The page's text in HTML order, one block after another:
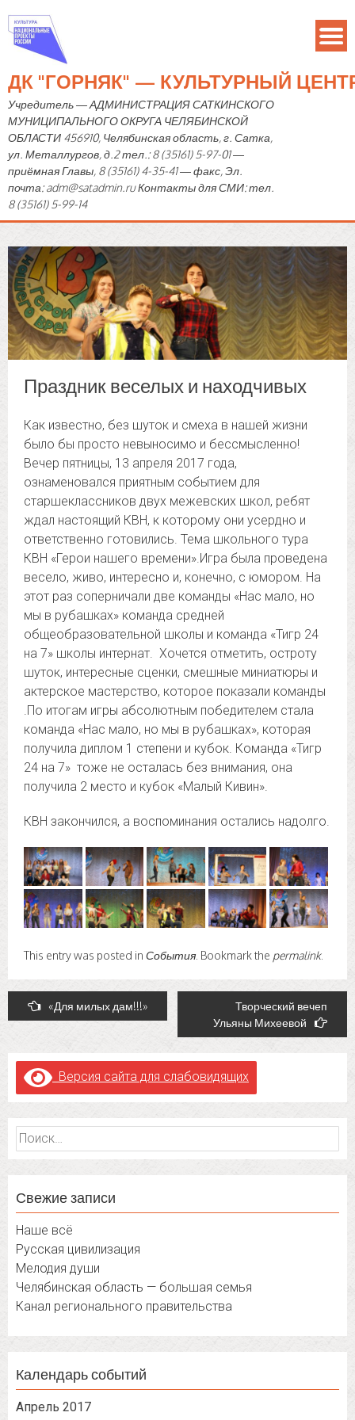
ДК "ГОРНЯК" — КУЛЬТУРНЫЙ
Учредитель — АДМИНИСТРАЦИЯ САТКИНСКОГО
МУНИЦИПАЛЬНОГО ОКРУГА ЧЕЛЯБИНСКОЙ
ОБЛАСТИ 456910, Челябинская область, г. Сатка,
ул. Металлургов, д.2 тел.: 8 (35161) 5-97-01 —
приёмная Главы, 8 (35161) 4-35-41 — факс, Эл.
почта: adm@satadmin.ru Контакты для СМИ: тел.
8 (35161) 5-99-14
Праздник веселых и находчивых
Как известно, без шуток и смеха в нашей жизни
было бы просто невыносимо и бессмысленно!
Вечер пятницы, 13 апреля 2017 года,
ознаменовался приятным событием для
старшеклассников двух межевских школ, ребят
ждал настоящий КВН, к которому они усердно и
ответственно готовились. Тема школьного тура
КВН «Герои нашего времени». Игра была проведена
весело, живо, интересно и, конечно, с юмором. На
этот раз соперничали две команды «Нас мало, но
мы в рубашках» команда средней
общеобразовательной школы и команда «Тигр 24
на 7» школы интернат. Хочется отметить, остроту
шуток, интересные сценки, смешные миниатюры и
актерское мастерство, которое показали команды
.По итогам игры абсолютным победителем стала
команда «Нас мало, но мы в рубашках», которая
получила диплом 1 степени и кубок. Команда «Тигр
24 на 7» тоже не осталась без внимания, она
получила 2 место и кубок «Mалый Кивин».
КВН закончился, а воспоминания остались надолго.
This entry was posted in События . Bookmark the permalink.
Post «Для милых дам!!!»
Творческий вечеп
Ульяны Михеевой
Версия сайта для слабовидящих
Найти:
Свежие записи
Наше всё
Русская цивилизация
Мелодия души
Челябинская область — большая семья
Канал регионального правительства
Календарь событий
Апрель 2017